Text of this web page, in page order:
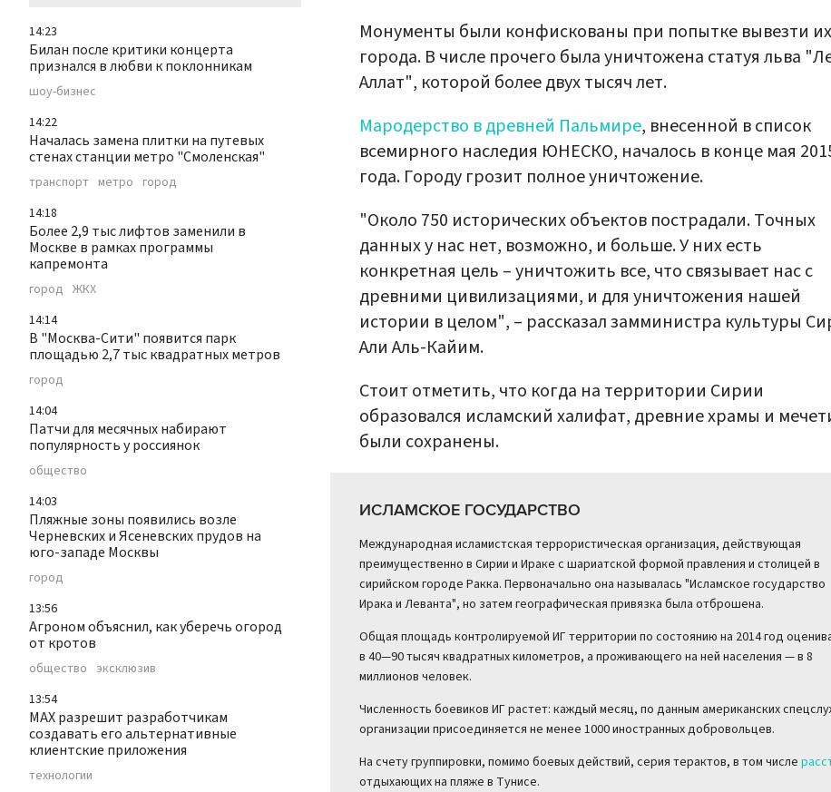
14:23
Билан после критики концерта
признался в любви к поклонникам
шоу-бизнес
14:22
Началась замена плитки на путевых
стенах станции метро "Смоленская"
транспорт метро город
14:18
Более 2,9 тыс лифтов заменили в
Москве в рамках программы
капремонта
город ЖКХ
14:14
В "Москва-Сити" появится парк
площадью 2,7 тыс квадратных метров
город
14:04
Патчи для месячных набирают
популярность у россиянок
общество
14:03
Пляжные зоны появились возле
Черневских и Ясеневских прудов на
юго-западе Москвы
город
13:56
Агроном объяснил, как уберечь огород
от кротов
общество эксклюзив
13:54
MAX разрешит разработчикам
создавать его альтернативные
клиентские приложения
технологии
Монументы были конфискованы при попытке вывезти
города. В числе прочего была уничтожена статуя льва
Аллат", которой более двух тысяч лет.
Мародерство в древней Пальмире, внесенной в список
всемирного наследия ЮНЕСКО, началось в конце мая
года. Городу грозит полное уничтожение.
"Около 750 исторических объектов пострадали. Точных
данных у нас нет, возможно, и больше. У них есть
конкретная цель – уничтожить все, что связывает нас с
древними цивилизациями, и для уничтожения нашей
истории в целом", – рассказал замминистра культуры
Али Аль-Кайим.
Стоит отметить, что когда на территории Сирии
образовался исламский халифат, древние храмы и
были сохранены.
ИСЛАМСКОЕ ГОСУДАРСТВО
Международная исламистская террористическая организация, действующая
преимущественно в Сирии и Ираке с шариатской формой правления и столицей в
сирийском городе Ракка. Первоначально она называлась "Исламское государство
Ирака и Леванта", но затем географическая привязка была отброшена.
Общая площадь контролируемой ИГ территории по состоянию на 2014 год
в 40—90 тысяч квадратных километров, а проживающего на ней населения — в 8
миллионов человек.
Численность боевиков ИГ растет: каждый месяц, по данным американских
организации присоединяется не менее 1000 иностранных добровольцев.
На счету группировки, помимо боевых действий, серия терактов, в том числе
отдыхающих на пляже в Тунисе.